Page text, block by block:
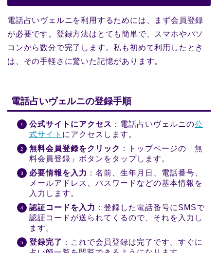
電話占いヴェルニを利用するためには、まず会員登録
が必要です。登録方法はとても簡単で、スマホやパソ
コンから数分で完了します。私も初めて利用したとき
は、その手軽さに驚いた記憶があります。
電話占いヴェルニの登録手順
公式サイトにアクセス ：電話占いヴェルニの公
式サイト にアクセスします。
無料会員登録をクリック ：トップページの「無
料会員登録」ボタンをタップします。
必要情報を入力 ：名前、生年月日、電話番号、
メールアドレス、パスワードなどの基本情報を
入力します。
認証コードを入力 ：登録した電話番号にSMSで
認証コードが送られてくるので、それを入力し
ます。
登録完了 ：これで会員登録は完了です。すぐに